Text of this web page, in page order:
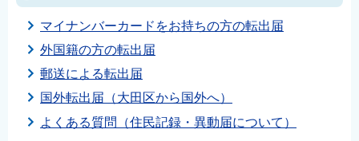
マイナンバーカードをお持ちの方の転出届
外国籍の方の転出届
郵送による転出届
国外転出届（大田区から国外へ）
よくある質問（住民記録・異動届について）